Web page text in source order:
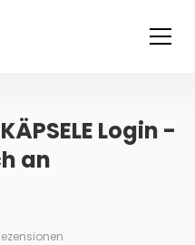
Login -
an